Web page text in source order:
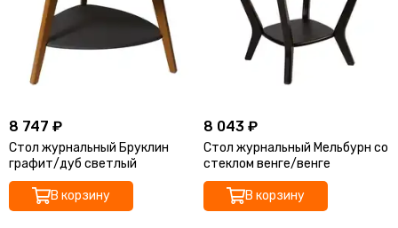
8 747 ₽
Стол журнальный Бруклин
графит/дуб светлый
В корзину
8 043 ₽
Стол журнальный Мельбурн со
стеклом венге/венге
В корзину